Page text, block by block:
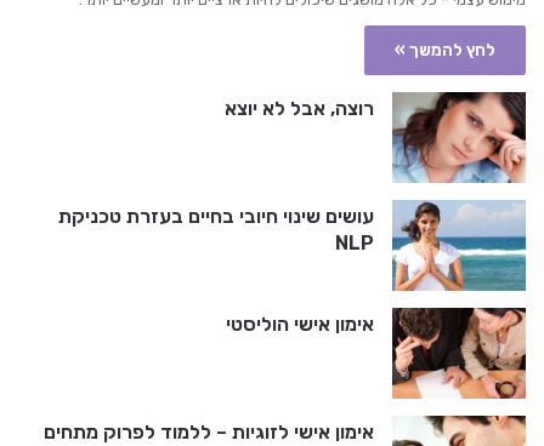
לחץ להמשך »
רוצה, אבל לא יוצא
עושים שינוי חיובי בחיים בעזרת טכניקת
NLP
אימון אישי הוליסטי
אימון אישי לזוגיות – ללמוד לפרוק מתחים